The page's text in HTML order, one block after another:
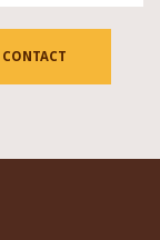
CONTACT